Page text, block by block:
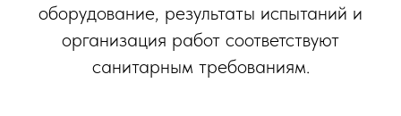
оборудование, результаты испытаний и
организация работ соответствуют
санитарным требованиям.